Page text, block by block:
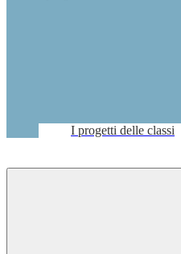
I progetti delle classi